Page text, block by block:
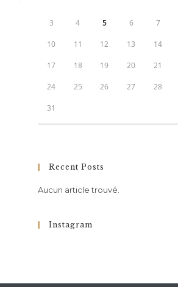
3 4 5 6 7
10 11 12 13 14
17 18 19 20 21
24 25 26 27 28
31
Recent Posts
Aucun article trouvé.
Instagram